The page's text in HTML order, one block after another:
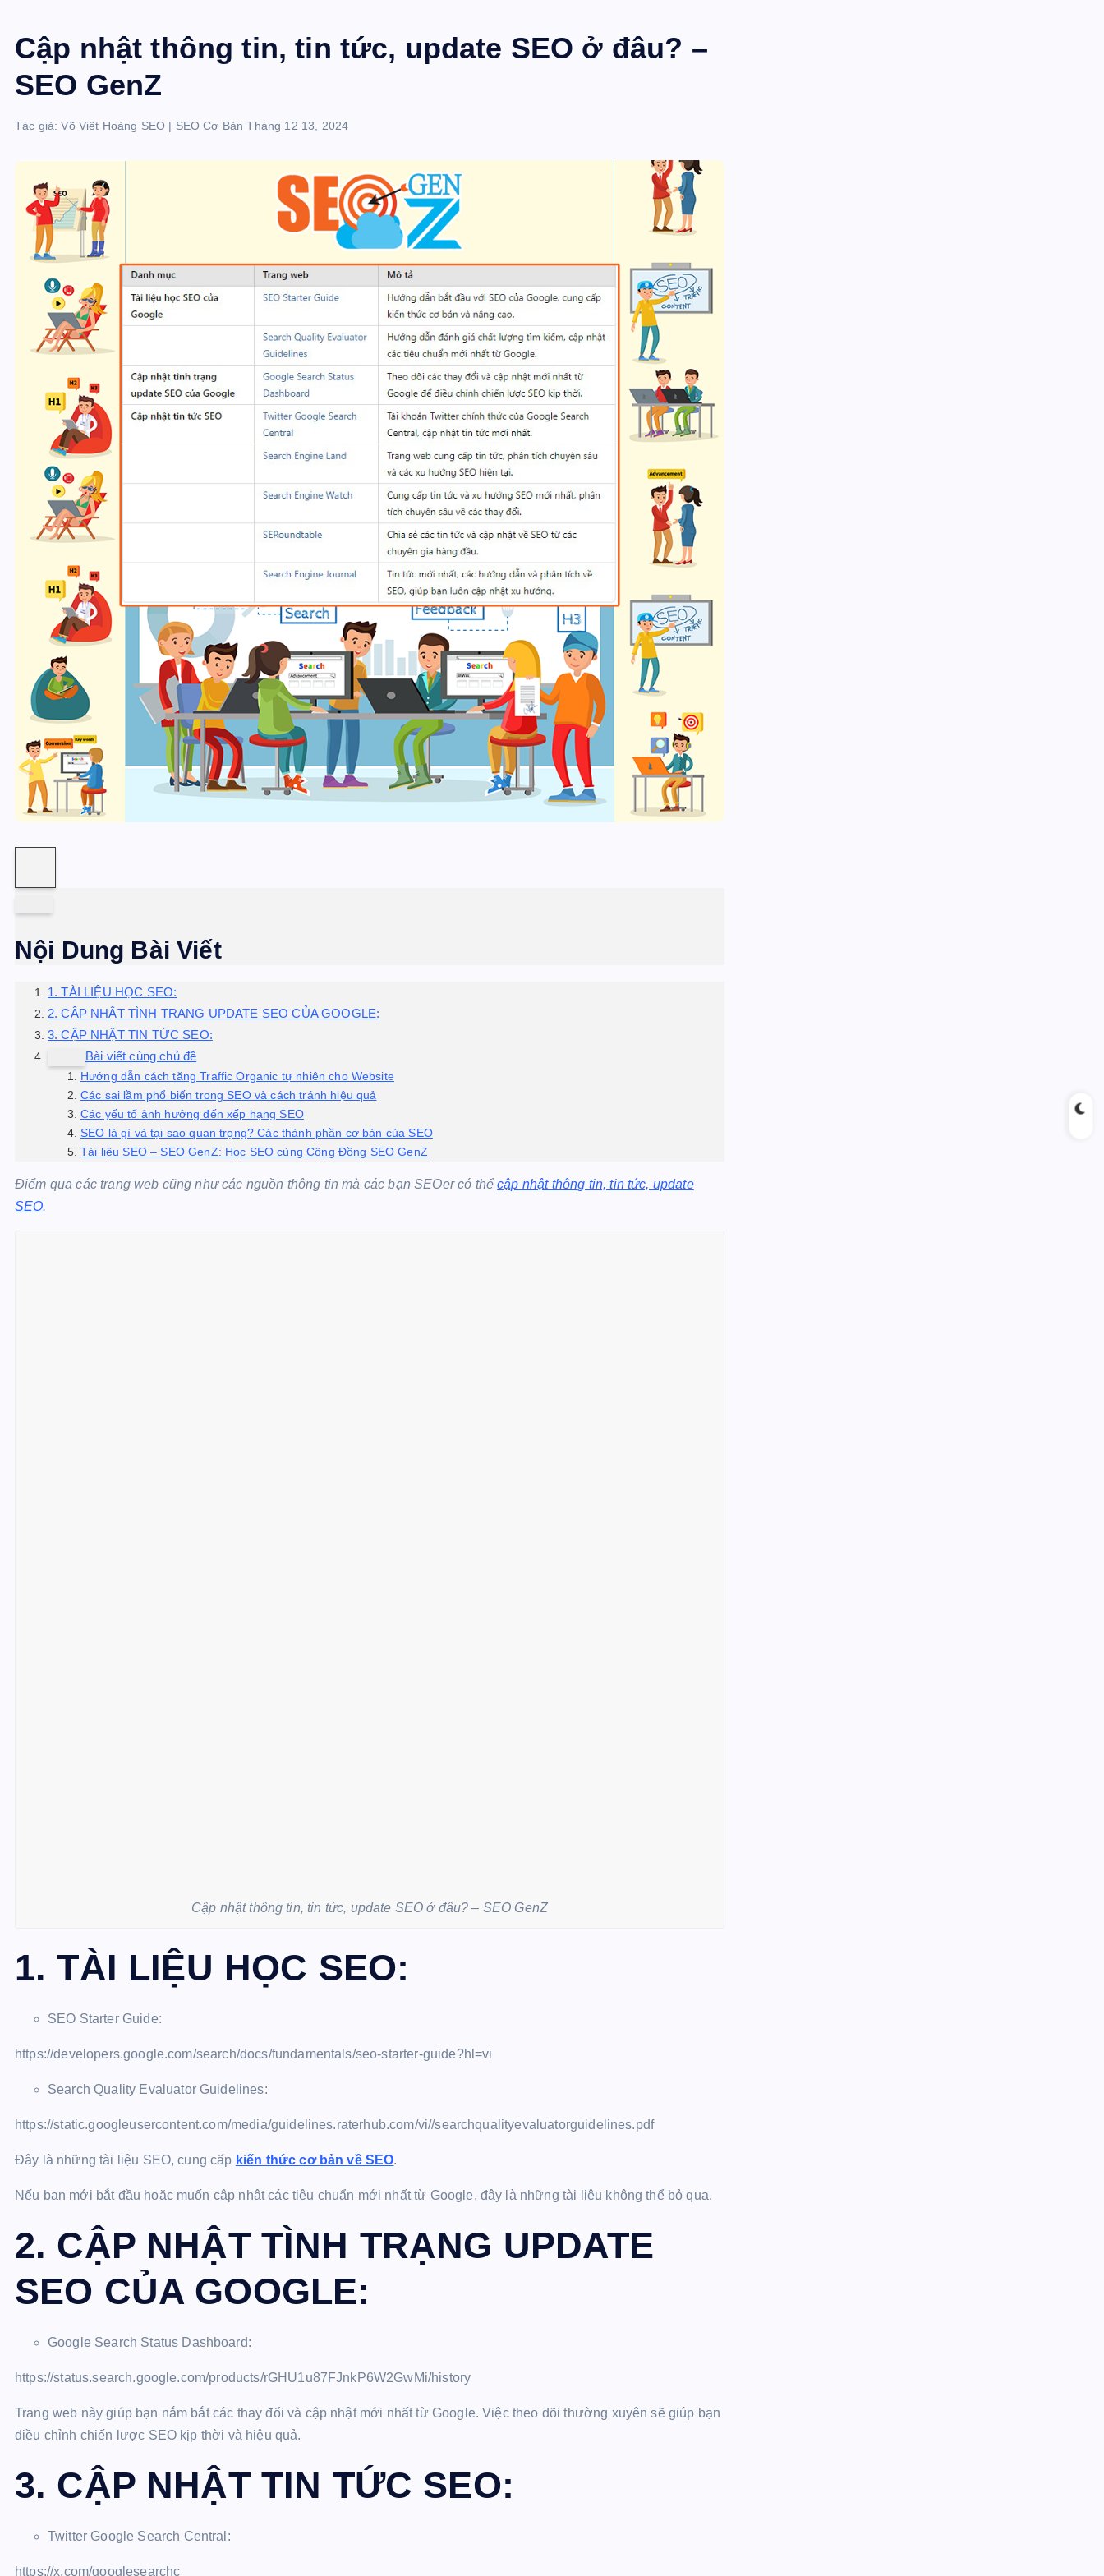
Cập nhật thông tin, tin tức, update SEO ở đâu? –
SEO GenZ
Tác giả:Võ Việt Hoàng SEO | SEO Cơ Bản Tháng 12 13, 2024
Nội Dung Bài Viết
1. TÀI LIỆU HỌC SEO:
2. CẬP NHẬT TÌNH TRẠNG UPDATE SEO CỦA GOOGLE:
3. CẬP NHẬT TIN TỨC SEO:
Bài viết cùng chủ đề
Hướng dẫn cách tăng Traffic Organic tự nhiên cho Website
Các sai lầm phổ biến trong SEO và cách tránh hiệu quả
Các yếu tố ảnh hưởng đến xếp hạng SEO
SEO là gì và tại sao quan trọng? Các thành phần cơ bản của SEO
Tài liệu SEO – SEO GenZ: Học SEO cùng Cộng Đồng SEO GenZ
Điểm qua các trang web cũng như các nguồn thông tin mà các bạn SEOer có thểcập nhật thông tin, tin tức, update
SEO.
Cập nhật thông tin, tin tức, update SEO ở đâu? – SEO GenZ
1. TÀI LIỆU HỌC SEO:
SEO Starter Guide:
https://developers.google.com/search/docs/fundamentals/seo-starter-guide?hl=vi
Search Quality Evaluator Guidelines:
https://static.googleusercontent.com/media/guidelines.raterhub.com/vi//searchqualityevaluatorguidelines.pdf
Đây là những tài liệu SEO, cung cấp kiến thức cơ bản về SEO.
Nếu bạn mới bắt đầu hoặc muốn cập nhật các tiêu chuẩn mới nhất từ Google, đây là những tài liệu không thể bỏ qua.
2. CẬP NHẬT TÌNH TRẠNG UPDATE
SEO CỦA GOOGLE:
Google Search Status Dashboard:
https://status.search.google.com/products/rGHU1u87FJnkP6W2GwMi/history
Trang web này giúp bạn nắm bắt các thay đổi và cập nhật mới nhất từ Google. Việc theo dõi thường xuyên sẽ giúp bạn
điều chỉnh chiến lược SEO kịp thời và hiệu quả.
3. CẬP NHẬT TIN TỨC SEO:
Twitter Google Search Central:
https://x.com/googlesearchc